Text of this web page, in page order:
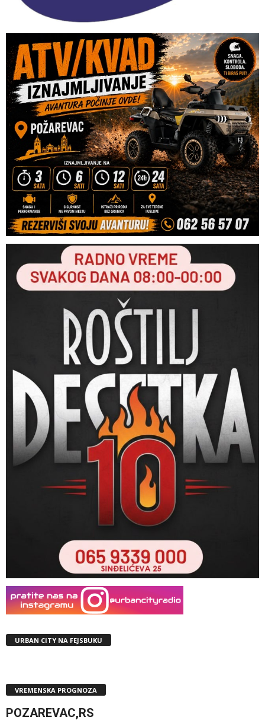
URBAN CITY NA FEJSBUKU
VREMENSKA PROGNOZA
POZAREVAC,RS